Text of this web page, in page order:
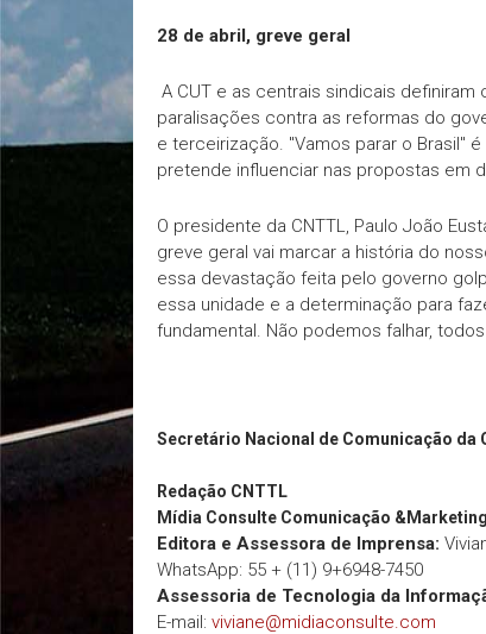
28 de abril, greve geral
A CUT e as centrais sindicais
paralisações contra as reformas do
e terceirização. "Vamos parar o Brasil"
pretende influenciar nas propostas em
O presidente da CNTTL, Paulo João
greve geral vai marcar a história do
essa devastação feita pelo governo
essa unidade e a determinação para
fundamental. Não podemos falhar,
Secretário Nacional de Comunicação da
Redação CNTTL
Mídia Consulte Comunicação &Marketing
Editora e Assessora de Imprensa:
WhatsApp: 55 + (11) 9+6948-7450
Assessoria de Tecnologia da
E-mail: viviane@midiaconsulte.com